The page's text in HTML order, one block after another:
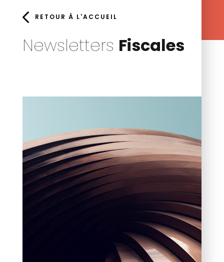
RETOUR À L'ACCUEIL
Newsletters Fiscales